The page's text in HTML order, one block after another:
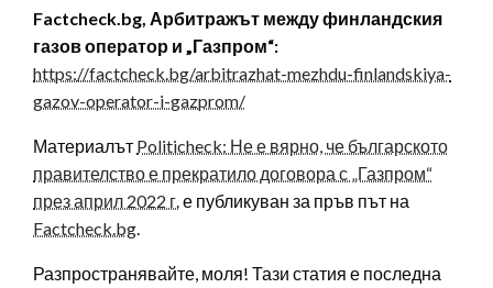
Factcheck.bg, Арбитражът между финландския
газов оператор и „Газпром“:
https://factcheck.bg/arbitrazhat-mezhdu-finlandskiya-
gazov-operator-i-gazprom/
Материалът Politicheck: Не е вярно, че българското
правителство е прекратило договора с „Газпром“
през април 2022 г.е публикуван за пръв път на
Factcheck.bg.
Разпространявайте, моля! Тази статия е последна